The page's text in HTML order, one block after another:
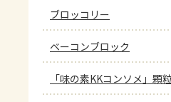
ブロッコリー
ベーコンブロック
「味の素KKコンソメ」顆